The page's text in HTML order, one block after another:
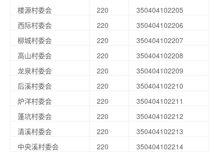
楼源村委会
220
350404102205
西际村委会
220
350404102206
柳城村委会
220
350404102207
高山村委会
220
350404102208
龙泉村委会
220
350404102209
后溪村委会
220
350404102210
炉洋村委会
220
350404102211
蓬坑村委会
220
350404102212
清溪村委会
220
350404102213
中央溪村委会
220 350404102214